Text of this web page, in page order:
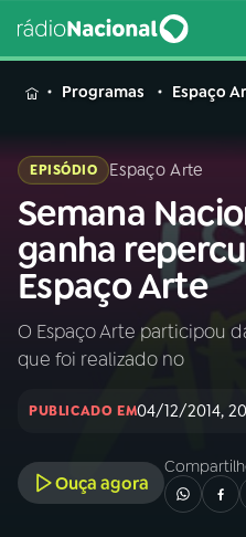
MENU
Buscar
na
Rádio
Nacional
AO
INÍCIO
A RÁDIO
Programas Espaço
EPISÓDIO Espaço Arte
Semana
ganha
Espaço Arte
O Espaço Arte participou
que foi realizado no
PUBLICADO EM04/12/2014,
Ouça agora